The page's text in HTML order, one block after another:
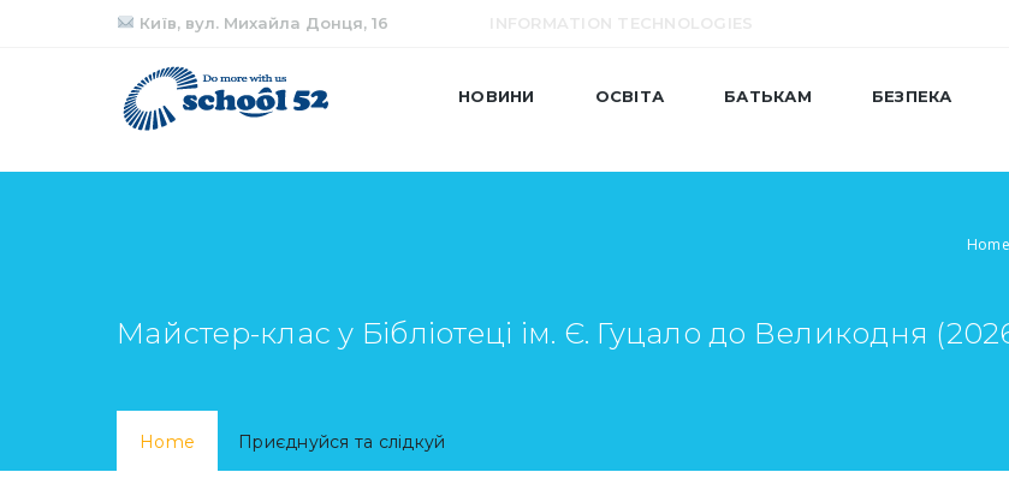
Київ, вул. Михайла Донця, 16
НОВИНИ ОСВІТА БАТЬКАМ БЕЗПЕКА
Home
Майстер-клас у Бібліотеці ім. Є. Гуцало до Великодня
Home Приєднуйся та слідкуй